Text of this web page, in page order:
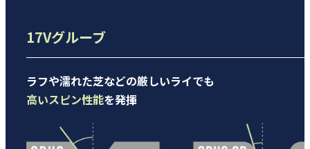
17Vグルーブ
ラフや濡れた芝などの厳しいライでも
高いスピン性能を発揮